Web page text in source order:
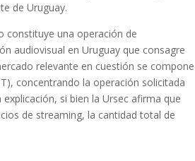
de Uruguay.
constituye una operación de
audiovisual en Uruguay que consagre
relevante en cuestión se compone
concentrando la operación solicitada
si bien la Ursec afirma que
de streaming, la cantidad total de